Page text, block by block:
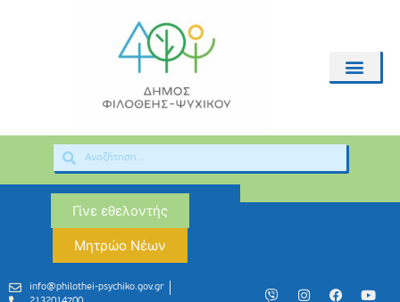
Γίνε εθελοντής
Μητρώο Νέων
info@philothei-psychiko.gov.gr